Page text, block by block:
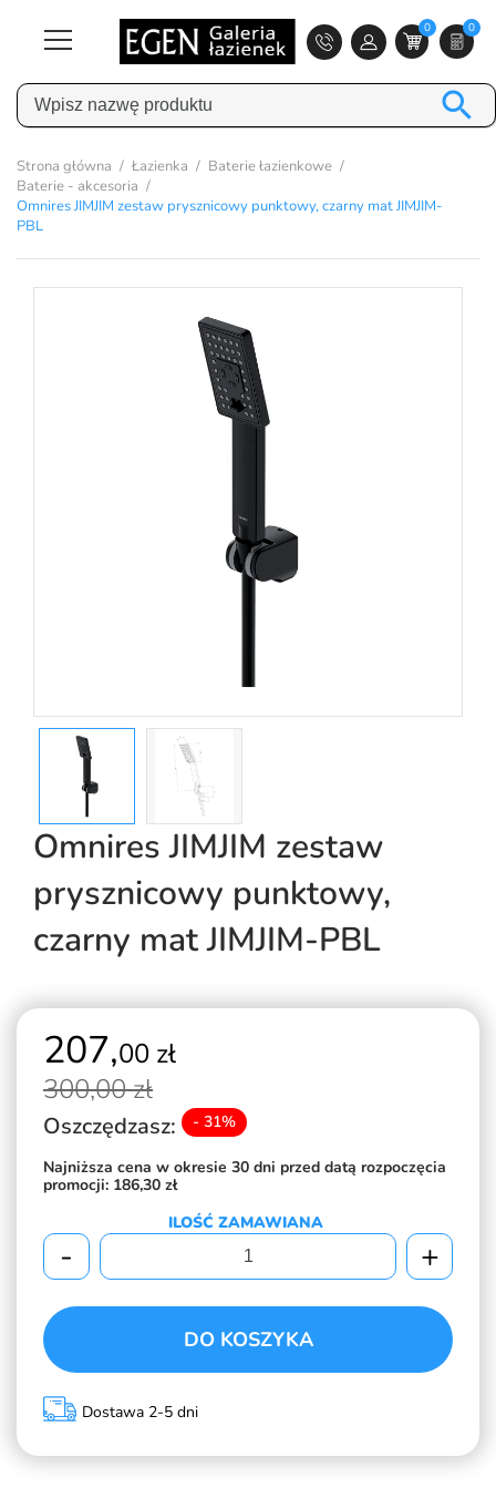
0 0

Strona główna Łazienka
Baterie łazienkowe
Baterie - akcesoria
Omnires JIMJIM zestaw prysznicowy punktowy, czarny mat JIMJIM-
PBL
Omnires JIMJIM zestaw
prysznicowy punktowy,
czarny mat JIMJIM-PBL
207,00 zł
300,00 zł
Oszczędzasz: - 31%
Najniższa cena w okresie 30 dni przed datą rozpoczęcia
promocji: 186,30 zł
ILOŚĆ ZAMAWIANA
- +
DO KOSZYKA
Dostawa 2-5 dni